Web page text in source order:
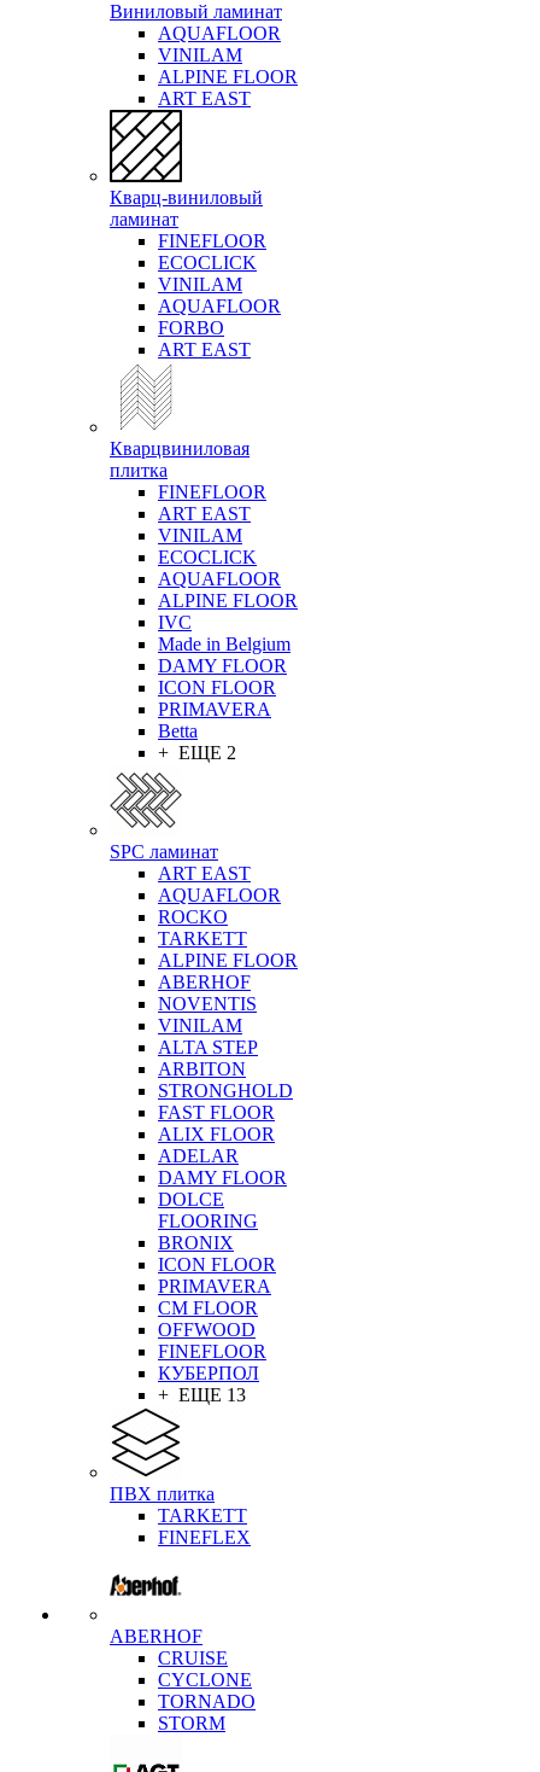
Виниловый ламинат
AQUAFLOOR
VINILAM
ALPINE FLOOR
ART EAST
Кварц-виниловый
ламинат
FINEFLOOR
ECOCLICK
VINILAM
AQUAFLOOR
FORBO
ART EAST
Кварцвиниловая
плитка
FINEFLOOR
ART EAST
VINILAM
ECOCLICK
AQUAFLOOR
ALPINE FLOOR
IVC
Made in Belgium
DAMY FLOOR
ICON FLOOR
PRIMAVERA
Betta
+ ЕЩЕ 2
SPC ламинат
ART EAST
AQUAFLOOR
ROCKO
TARKETT
ALPINE FLOOR
ABERHOF
NOVENTIS
VINILAM
ALTA STEP
ARBITON
STRONGHOLD
FAST FLOOR
ALIX FLOOR
ADELAR
DAMY FLOOR
DOLCE
FLOORING
BRONIX
ICON FLOOR
PRIMAVERA
CM FLOOR
OFFWOOD
FINEFLOOR
КУБЕРПОЛ
+ ЕЩЕ 13
ПВХ плитка
TARKETT
FINEFLEX
ABERHOF
CRUISE
CYCLONE
TORNADO
STORM